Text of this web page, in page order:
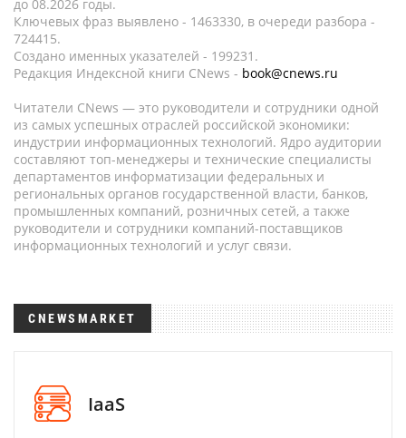
до 08.2026 годы.
Ключевых фраз выявлено - 1463330, в очереди разбора -
724415.
Создано именных указателей - 199231.
Редакция Индексной книги CNews - book@cnews.ru
Читатели CNews — это руководители и сотрудники одной
из самых успешных отраслей российской экономики:
индустрии информационных технологий. Ядро аудитории
составляют топ-менеджеры и технические специалисты
департаментов информатизации федеральных и
региональных органов государственной власти, банков,
промышленных компаний, розничных сетей, а также
руководители и сотрудники компаний-поставщиков
информационных технологий и услуг связи.
CNEWSMARKET
IaaS